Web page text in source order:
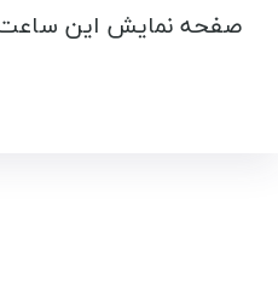
صفحه نمایش این ساعت